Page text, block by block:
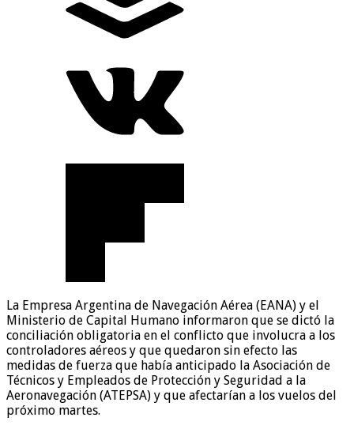
La Empresa Argentina de Navegación Aérea (EANA) y el
Ministerio de Capital Humano informaron que se dictó la
conciliación obligatoria en el conflicto que involucra a los
controladores aéreos y que quedaron sin efecto las
medidas de fuerza que había anticipado la Asociación de
Técnicos y Empleados de Protección y Seguridad a la
Aeronavegación (ATEPSA) y que afectarían a los vuelos del
próximo martes.